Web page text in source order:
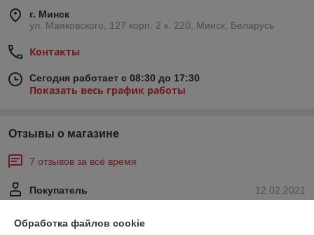
г. Минск
ул. Маяковского, 127 корп. 2 к. 220, Минск, Беларусь
Контакты
Сегодня работает с 08:30 до 17:30
Показать весь график работы
Отзывы о магазине
7 отзывов за всё время
12.02.2021
Покупатель
Обработка файлов cookie